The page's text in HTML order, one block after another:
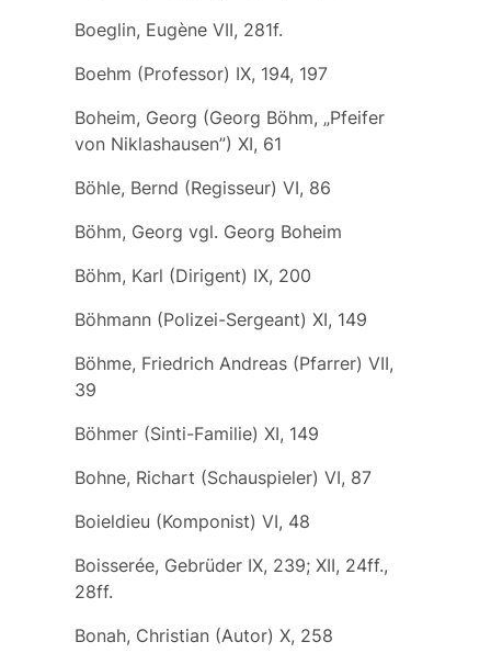
Boeglin, Eugène VII, 281f.
Boehm (Professor) IX, 194, 197
Boheim, Georg (Georg Böhm, „Pfeifer
von Niklashausen”) XI, 61
Böhle, Bernd (Regisseur) VI, 86
Böhm, Georg vgl. Georg Boheim
Böhm, Karl (Dirigent) IX, 200
Böhmann (Polizei-Sergeant) XI, 149
Böhme, Friedrich Andreas (Pfarrer) VII,
39
Böhmer (Sinti-Familie) XI, 149
Bohne, Richart (Schauspieler) VI, 87
Boieldieu (Komponist) VI, 48
Boisserée, Gebrüder IX, 239; XII, 24ff.,
28ff.
Bonah, Christian (Autor) X, 258